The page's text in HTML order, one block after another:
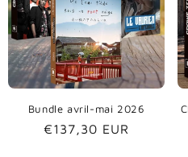
c
t
Bundle avril-mai 2026
Prix
€137,30 EUR